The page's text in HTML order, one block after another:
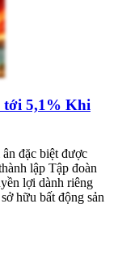
tới 5,1% Khi
đặc biệt được
lập Tập đoàn
lợi dành riêng
hữu bất động sản